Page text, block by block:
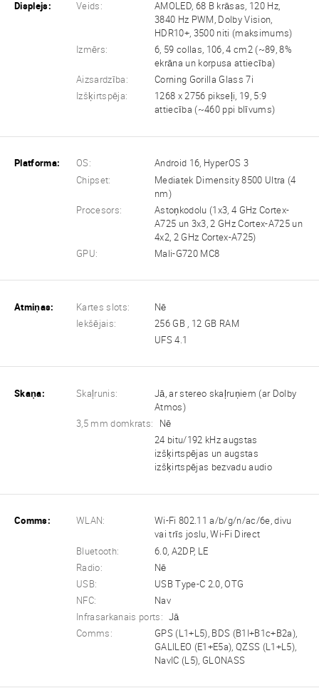
Displejs: Veids:
AMOLED, 68 B krāsas, 120 Hz,
3840 Hz PWM, Dolby Vision,
HDR10+, 3500 niti (maksimums)
Izmērs:
6, 59 collas, 106, 4 cm2 (~89, 8%
ekrāna un korpusa attiecība)
Aizsardzība:
Corning Gorilla Glass 7i
Izšķirtspēja:
1268 x 2756 pikseļi, 19, 5:9
attiecība (~460 ppi blīvums)
Platforma: OS:
Android 16, HyperOS 3
Chipset:
Mediatek Dimensity 8500 Ultra (4
nm)
Procesors:
Astoņkodolu (1x3, 4 GHz Cortex-
A725 un 3x3, 2 GHz Cortex-A725 un
4x2, 2 GHz Cortex-A725)
GPU:
Mali-G720 MC8
Atmiņas: Kartes slots:
Nē
Iekšējais:
256 GB , 12 GB RAM
UFS 4.1
Skaņa: Skaļrunis:
Jā, ar stereo skaļruņiem (ar Dolby
Atmos)
3,5 mm domkrats:
Nē
24 bitu/192 kHz augstas
izšķirtspējas un augstas
izšķirtspējas bezvadu audio
Comms: WLAN:
Wi-Fi 802.11 a/b/g/n/ac/6e, divu
vai trīs joslu, Wi-Fi Direct
Bluetooth:
6.0, A2DP, LE
Radio:
Nē
USB:
USB Type-C 2.0, OTG
NFC:
Nav
Infrasarkanais ports:
Jā
Comms:
GPS (L1+L5), BDS (B1I+B1c+B2a),
GALILEO (E1+E5a), QZSS (L1+L5),
NavIC (L5), GLONASS